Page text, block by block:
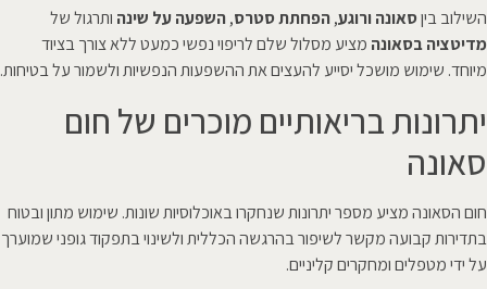
השילוב ביןסאונה ורוגע,הפחתת סטרס,השפעה על שינה ותרגול של
מדיטציה בסאונה מציע מסלול שלם לריפוי נפשי כמעט ללא צורך בציוד
מיוחד. שימוש מושכל יסייע להעצים את ההשפעות הנפשיות ולשמור על בטיחות.
יתרונות בריאותיים מוכרים של חום
סאונה
חום הסאונה מציע מספר יתרונות שנחקרו באוכלוסיות שונות. שימוש מתון ובטוח
בתדירות קבועה מקשר לשיפור בהרגשה הכללית ולשינוי בתפקוד גופני שמוערך
על ידי מטפלים ומחקרים קליניים.